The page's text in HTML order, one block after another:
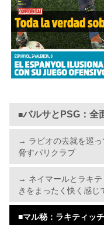
■バルサとPSG：全
→ ラビオの去就を巡っ
脅すパリクラブ
→ ネイマールとラキ
きをまったく快く感じ
■マル秘：ラキティッ